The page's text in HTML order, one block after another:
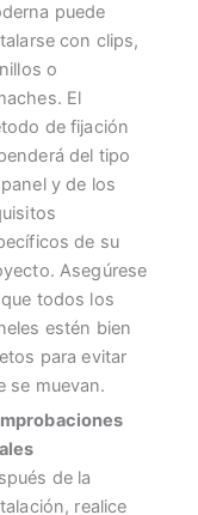
puede
con clips,
o
El
de fijación
del tipo
y de los
de su
Asegúrese
todos los
estén bien
para evitar
se muevan.
de la
realice